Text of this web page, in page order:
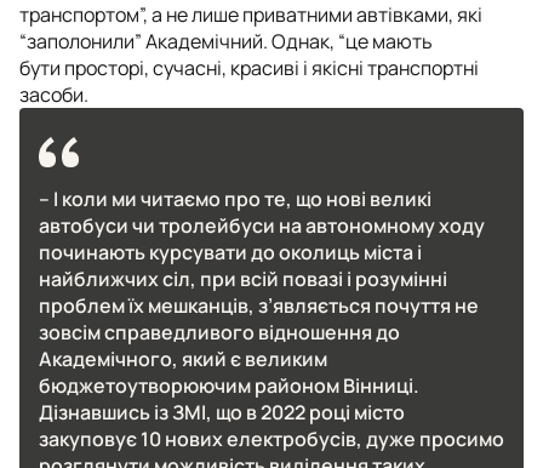
транспортом”, а не лише приватними автівками, які
“заполонили” Академічний. Однак, “це мають
бути просторі, сучасні, красиві і якісні транспортні
засоби.
– І коли ми читаємо про те, що нові великі
автобуси чи тролейбуси на автономному ходу
починають курсувати до околиць міста і
найближчих сіл, при всій повазі і розумінні
проблем їх мешканців, з’являється почуття не
зовсім справедливого відношення до
Академічного, який є великим
бюджетоутворюючим районом Вінниці.
Дізнавшись із ЗМІ, що в 2022 році місто
закуповує 10 нових електробусів, дуже просимо